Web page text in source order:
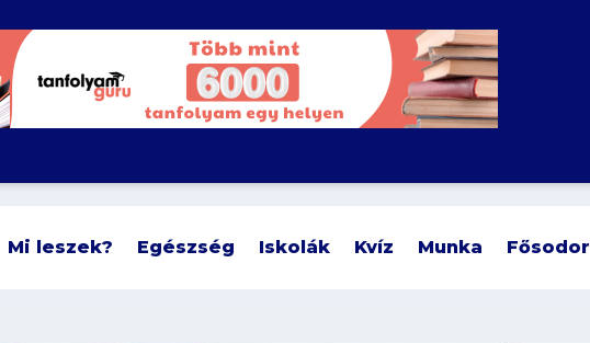
Mi leszek? Egészség Iskolák Kvíz Munka Fősodor